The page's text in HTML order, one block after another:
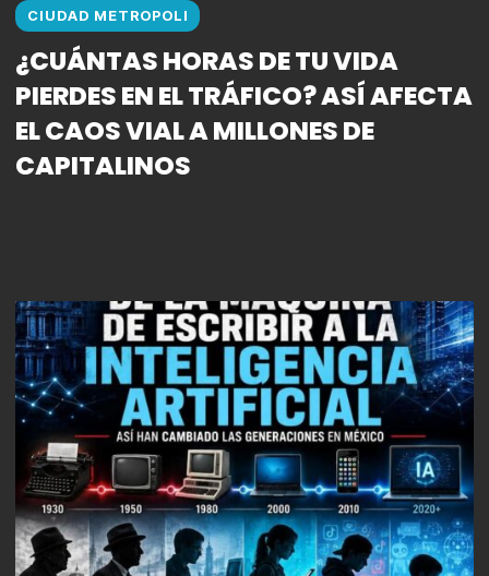
CIUDAD METROPOLI
¿CUÁNTAS HORAS DE TU VIDA
PIERDES EN EL TRÁFICO? ASÍ AFECTA
EL CAOS VIAL A MILLONES DE
CAPITALINOS